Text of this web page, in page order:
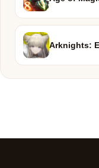
Arknights: